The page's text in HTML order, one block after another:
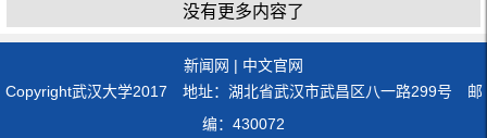
没有更多内容了
新闻网 | 中文官网
Copyright武汉大学2017 地址：湖北省武汉市武昌区八一路299号 邮
编：430072